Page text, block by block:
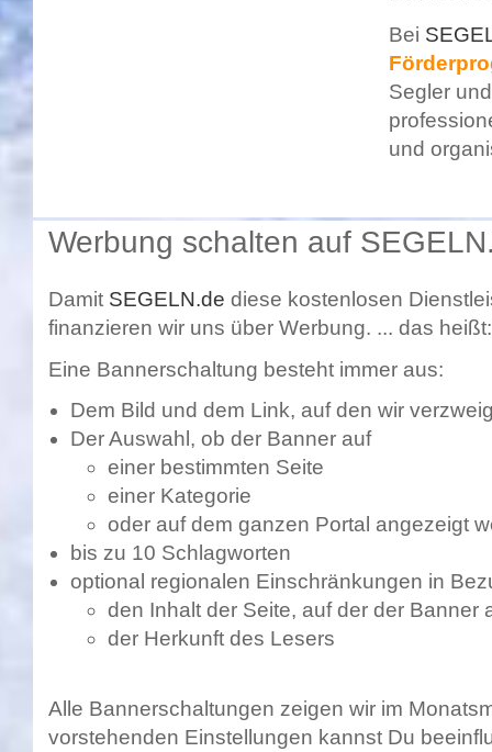
Bei
Segler
und
Werbung schalten auf
Damit SEGELN.de diese kostenlosen
finanzieren wir uns über Werbung. ... das
Eine Bannerschaltung besteht immer aus:
Dem Bild und dem Link, auf den wir
Der Auswahl, ob der Banner auf
einer bestimmten Seite
einer Kategorie
oder auf dem ganzen Portal angezeigt
bis zu 10 Schlagworten
optional regionalen Einschränkungen in
den Inhalt der Seite, auf der der Banner
der Herkunft des Lesers
Alle Bannerschaltungen zeigen wir im
vorstehenden Einstellungen kannst Du